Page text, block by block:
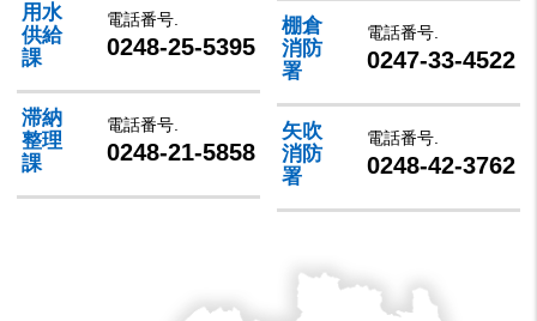
用水
供給
課
電話番号.
0248-25-5395
滞納
整理
課
電話番号.
0248-21-5858
棚倉
消防
署
電話番号.
0247-33-4522
矢吹
消防
署
電話番号.
0248-42-3762